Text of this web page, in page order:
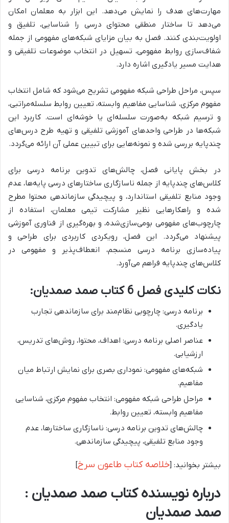
مهارت‌های هدف را نمایش می‌دهد. این ابزار به معلمان امکان
می‌دهد تا ساختار منطقی محتوای درسی را شناسایی، تلفیق و
اولویت‌بندی کنند. فصل به بیان مزایای شبکه‌های مفهومی از جمله
شفاف‌سازی روابط مفهومی، تسهیل در انتخاب موضوعات تلفیقی و
هدایت مسیر یادگیری اشاره دارد.
سپس، مراحل طراحی شبکه مفهومی تشریح می‌شود که شامل انتخاب
مفهوم مرکزی، شناسایی مفاهیم وابسته، تعیین روابط سلسله‌مراتبی،
و ترسیم شبکه به‌صورت سلسله‌ای یا خوشه‌ای است. کاربرد این
شبکه‌ها در طراحی واحدهای آموزشی تلفیقی و تهیه طرح درس‌های
چندپایه بررسی شده و نمونه‌هایی برای تبیین عملی آن ارائه می‌گردد.
در بخش پایانی فصل،چالش‌های تدوین برنامه درسی برای
کلاس‌های چندپایه از جمله ناسازگاری ساختارهای درسی پایه‌ها، عدم
وجود منابع تلفیقی استاندارد، و پیچیدگی سازماندهی محتوا مطرح
شده و راهکارهایی نظیر مشارکت تیمی معلمان، استفاده از
چارچوب‌های مفهومی بومی‌سازی‌شده، و بهره‌گیری از فناوری آموزشی
پیشنهاد می‌گردد. این فصل، رویکردی کاربردی برای طراحی و
پیاده‌سازی برنامه درسی منسجم، انعطاف‌پذیر و مفهومی در
کلاس‌های چندپایه فراهم می‌آورد.
نکات کلیدی فصل 6 کتاب صمد صمدیان:
برنامه درسی: چارچوبی نظام‌مند برای سازماندهی تجارب
یادگیری.
عناصر اصلی برنامه درسی: اهداف، محتوا، روش‌های تدریس،
ارزشیابی.
شبکه‌های مفهومی: نموداری بصری برای نمایش ارتباط میان
مفاهیم.
مراحل طراحی شبکه مفهومی: انتخاب مفهوم مرکزی، شناسایی
مفاهیم وابسته، تعیین روابط.
چالش‌های تدوین برنامه درسی: ناسازگاری ساختارها، عدم
وجود منابع تلفیقی، پیچیدگی سازماندهی.
بیشتر بخوانید: [خلاصه کتاب طاعون سرخ]
درباره نویسنده کتاب صمد صمدیان :
صمد صمدیان